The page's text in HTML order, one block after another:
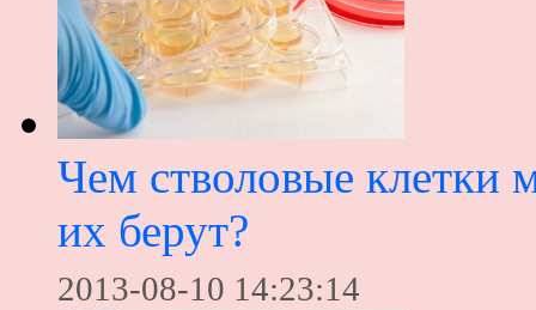
Чем стволовые клетки
их берут?
2013-08-10 14:23:14